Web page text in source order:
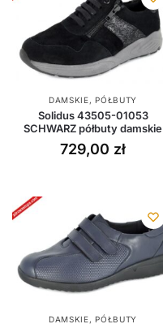
DAMSKIE,PÓŁBUTY
Solidus 43505-01053
SCHWARZ półbuty damskie
729,00 zł
DAMSKIE,PÓŁBUTY